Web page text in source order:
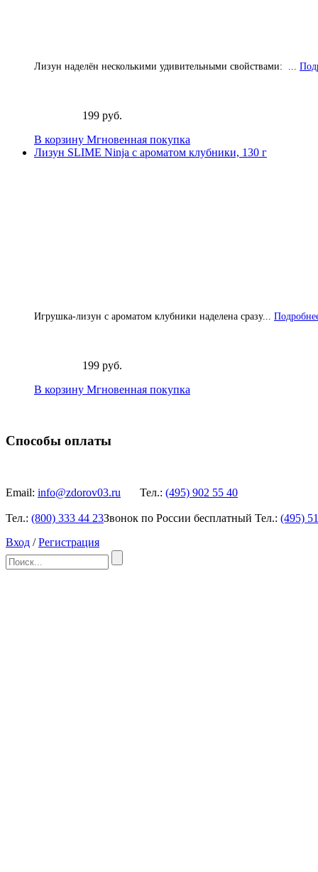
Лизун наделён несколькими удивительными свойствами: ...
199 руб.
В корзину Мгновенная покупка
Лизун SLIME Ninja с ароматом клубники, 130 г
Игрушка-лизун с ароматом клубники наделена сразу...
199 руб.
В корзину Мгновенная покупка
Способы оплаты
Email: info@zdorov03.ru Тел.: (495) 902 55 40
Тел.: (800) 333 44 23Звонок по России бесплатный Тел.: (495)
Вход /Регистрация